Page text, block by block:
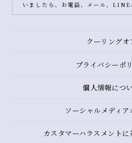
いましたら、お電話、メール、LINE
クーリングオ
プライバシーポ
個人情報につ
ソーシャルメディア
カスタマーハラスメント